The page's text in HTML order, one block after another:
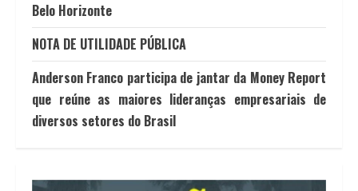
Belo Horizonte
NOTA DE UTILIDADE PÚBLICA
Anderson Franco participa de jantar da Money Report
que reúne as maiores lideranças empresariais de
diversos setores do Brasil